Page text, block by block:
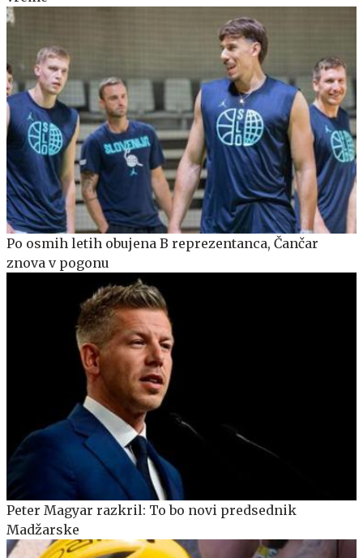
Po osmih letih obujena B reprezentanca, Čančar
znova v pogonu
Peter Magyar razkril: To bo novi predsednik
Madžarske